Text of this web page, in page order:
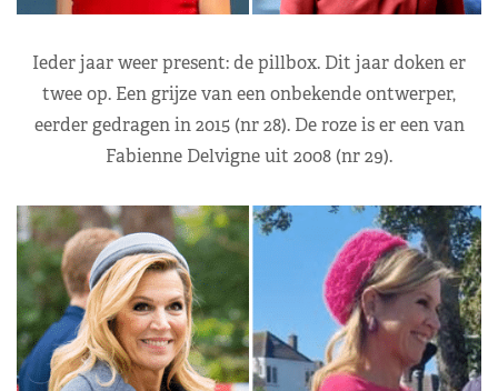
Ieder jaar weer present: de pillbox. Dit jaar doken er
twee op. Een grijze van een onbekende ontwerper,
eerder gedragen in 2015 (nr 28). De roze is er een van
Fabienne Delvigne uit 2008 (nr 29).